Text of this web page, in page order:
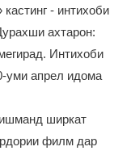
- интихоби
ахтарон:
Интихоби
уми апрел идома
ширкат
филм дар